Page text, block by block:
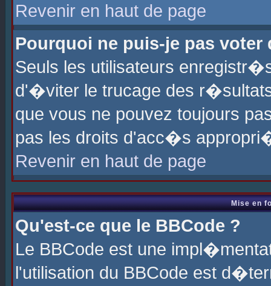
Revenir en haut de page
Pourquoi ne puis-je pas voter
Seuls les utilisateurs
d'�viter le trucage des
que vous ne pouvez toujours
pas les droits d'acc�s
Revenir en haut de page
Mise en
Qu'est-ce que le BBCode ?
Le BBCode est une
l'utilisation du BBCode est